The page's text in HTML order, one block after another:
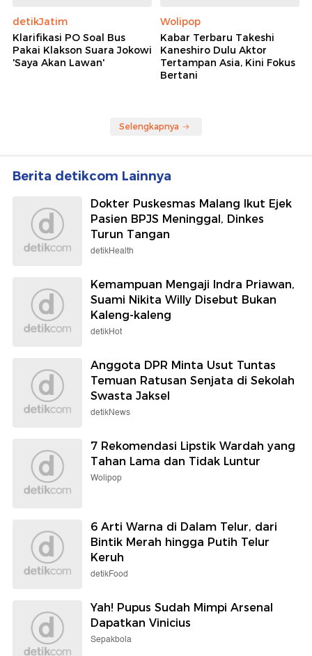
detikJatim
Klarifikasi PO Soal Bus
Pakai Klakson Suara Jokowi
'Saya Akan Lawan'
Wolipop
Kabar Terbaru Takeshi
Kaneshiro Dulu Aktor
Tertampan Asia, Kini Fokus
Bertani
Selengkapnya
Berita detikcom Lainnya
Dokter Puskesmas Malang Ikut Ejek
Pasien BPJS Meninggal, Dinkes
Turun Tangan
detikHealth
Kemampuan Mengaji Indra Priawan,
Suami Nikita Willy Disebut Bukan
Kaleng-kaleng
detikHot
Anggota DPR Minta Usut Tuntas
Temuan Ratusan Senjata di Sekolah
Swasta Jaksel
detikNews
7 Rekomendasi Lipstik Wardah yang
Tahan Lama dan Tidak Luntur
Wolipop
6 Arti Warna di Dalam Telur, dari
Bintik Merah hingga Putih Telur
Keruh
detikFood
Yah! Pupus Sudah Mimpi Arsenal
Dapatkan Vinicius
Sepakbola